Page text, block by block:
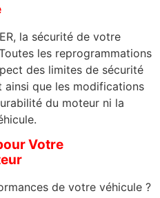
la sécurité de votre
les reprogrammations
des limites de sécurité
ainsi que les modifications
du moteur ni la
Votre
de votre véhicule ?